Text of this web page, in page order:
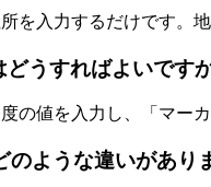
を入力するだけです。
うすればよいです
の値を入力し、「マー
ような違いがあり